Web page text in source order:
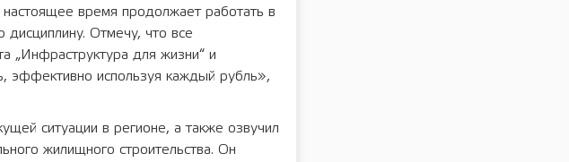
время продолжает работать в
Отмечу, что все
„Инфраструктура для жизни“ и
эффективно используя каждый рубль»,
ситуации в регионе, а также озвучил
жилищного строительства. Он